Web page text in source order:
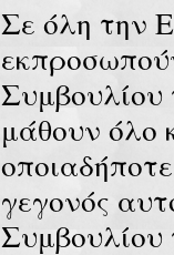
Σε όλη την
Συμβουλίου
μάθουν όλο
γεγονός
Συμβουλίου